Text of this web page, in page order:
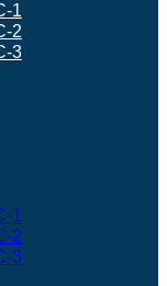
1
2
3
1
2
3